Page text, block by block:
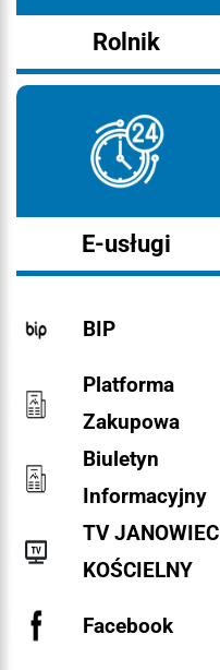
Rolnik
E-usługi
BIP
Platforma
Zakupowa
Biuletyn
Informacyjny
TV JANOWIEC
KOŚCIELNY
Facebook